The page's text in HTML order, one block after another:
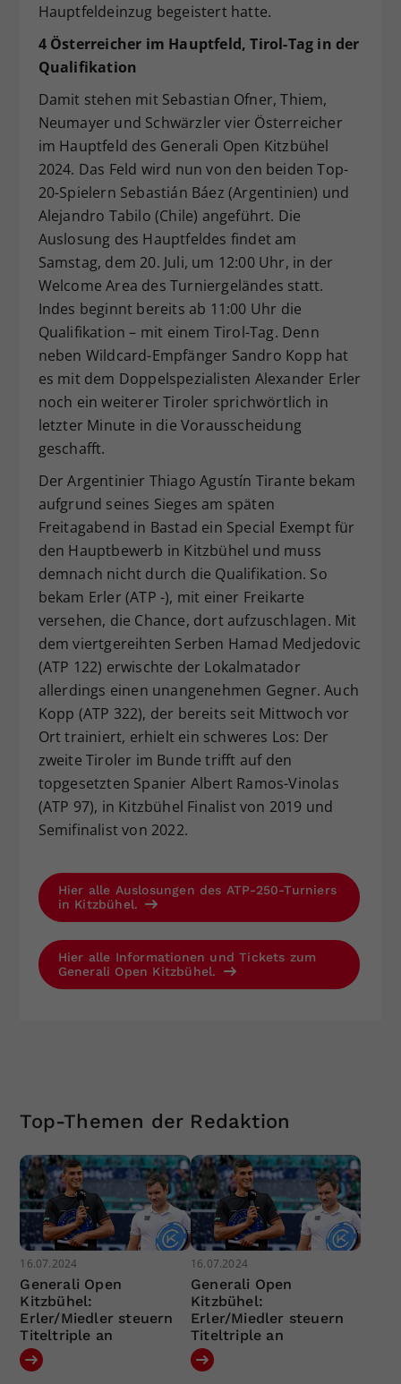
Hauptfeldeinzug begeistert hatte.
4 Österreicher im Hauptfeld, Tirol-Tag in der
Qualifikation
Damit stehen mit Sebastian Ofner, Thiem,
Neumayer und Schwärzler vier Österreicher
im Hauptfeld des Generali Open Kitzbühel
2024. Das Feld wird nun von den beiden Top-
20-Spielern Sebastián Báez (Argentinien) und
Alejandro Tabilo (Chile) angeführt. Die
Auslosung des Hauptfeldes findet am
Samstag, dem 20. Juli, um 12:00 Uhr, in der
Welcome Area des Turniergeländes statt.
Indes beginnt bereits ab 11:00 Uhr die
Qualifikation – mit einem Tirol-Tag. Denn
neben Wildcard-Empfänger Sandro Kopp hat
es mit dem Doppelspezialisten Alexander Erler
noch ein weiterer Tiroler sprichwörtlich in
letzter Minute in die Vorausscheidung
geschafft.
Der Argentinier Thiago Agustín Tirante bekam
aufgrund seines Sieges am späten
Freitagabend in Bastad ein Special Exempt für
den Hauptbewerb in Kitzbühel und muss
demnach nicht durch die Qualifikation. So
bekam Erler (ATP -), mit einer Freikarte
versehen, die Chance, dort aufzuschlagen. Mit
dem viertgereihten Serben Hamad Medjedovic
(ATP 122) erwischte der Lokalmatador
allerdings einen unangenehmen Gegner. Auch
Kopp (ATP 322), der bereits seit Mittwoch vor
Ort trainiert, erhielt ein schweres Los: Der
zweite Tiroler im Bunde trifft auf den
topgesetzten Spanier Albert Ramos-Vinolas
(ATP 97), in Kitzbühel Finalist von 2019 und
Semifinalist von 2022.
Hier alle Auslosungen des ATP-250-Turniers
in Kitzbühel.
Hier alle Informationen und Tickets zum
Generali Open Kitzbühel.
Top-Themen der Redaktion
16.07.2024
Generali Open
Kitzbühel:
Erler/Miedler steuern
Titeltriple an
16.07.2024
Generali Open
Kitzbühel:
Erler/Miedler steuern
Titeltriple an